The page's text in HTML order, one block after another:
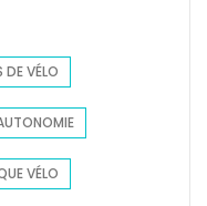
VÉLO
VÉLO